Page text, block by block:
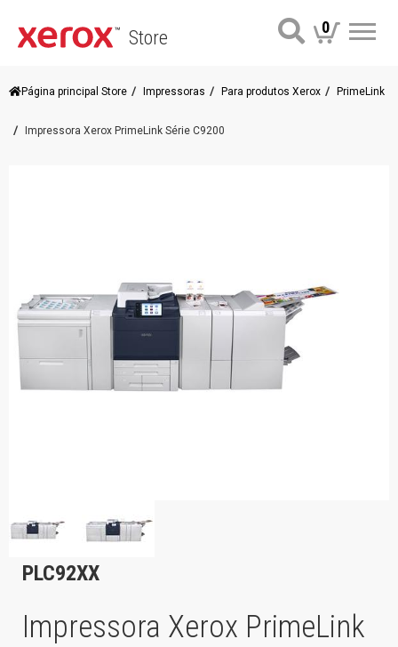
Store 0
Página principal Store Impressoras Para produtos Xerox PrimeLink
Impressora Xerox PrimeLink Série C9200
PLC92XX
Impressora Xerox PrimeLink